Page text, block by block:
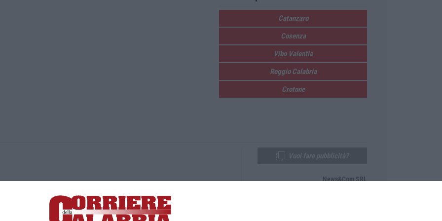
Catanzaro
Cosenza
Vibo Valentia
Reggio Calabria
Crotone
Lamezia Terme (CZ)
responsabile Paola Militano |Privacy
News&Com SRL